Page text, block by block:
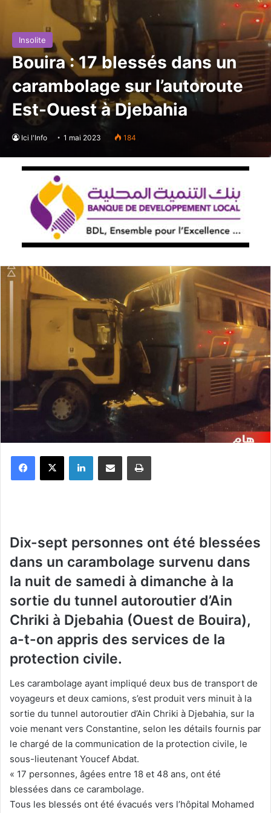
Insolite
Bouira : 17 blessés dans un
carambolage sur l’autoroute
Est-Ouest à Djebahia
Ici l'Info 1 mai 2023 184
Dix-sept personnes ont été blessées
dans un carambolage survenu dans
la nuit de samedi à dimanche à la
sortie du tunnel autoroutier d’Ain
Chriki à Djebahia (Ouest de Bouira),
a-t-on appris des services de la
protection civile.
Les carambolage ayant impliqué deux bus de transport de
voyageurs et deux camions, s’est produit vers minuit à la
sortie du tunnel autoroutier d’Ain Chriki à Djebahia, sur la
voie menant vers Constantine, selon les détails fournis par
le chargé de la communication de la protection civile, le
sous-lieutenant Youcef Abdat.
« 17 personnes, âgées entre 18 et 48 ans, ont été
blessées dans ce carambolage.
Tous les blessés ont été évacués vers l’hôpital Mohamed